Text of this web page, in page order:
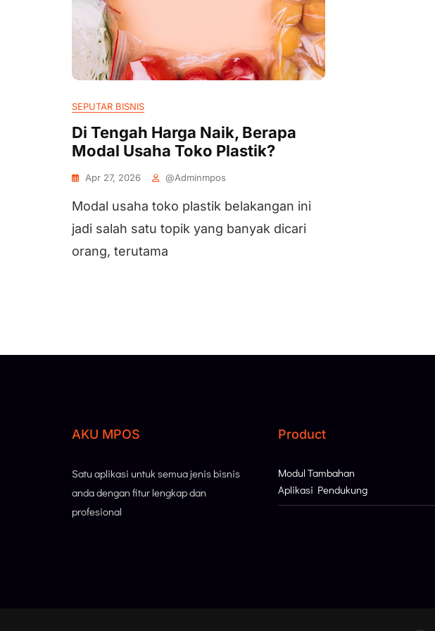
SEPUTAR BISNIS
Di Tengah Harga Naik, Berapa
Modal Usaha Toko Plastik?
Apr 27, 2026 @adminmpos
Modal usaha toko plastik belakangan ini
jadi salah satu topik yang banyak dicari
orang, terutama
AKU MPOS
Satu aplikasi untuk semua jenis bisnis
anda dengan fitur lengkap dan
profesional
Product
Modul Tambahan
Aplikasi Pendukung